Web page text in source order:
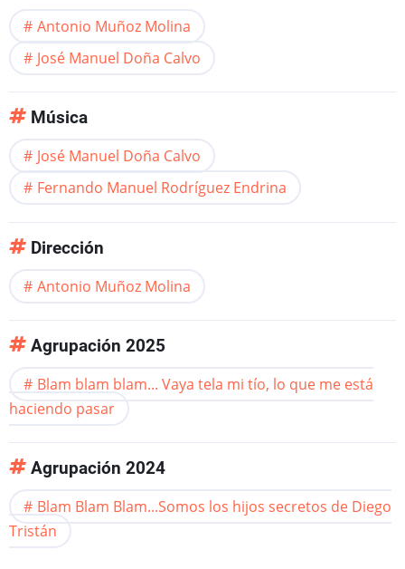
Antonio Muñoz Molina
José Manuel Doña Calvo
Música
José Manuel Doña Calvo
Fernando Manuel Rodríguez Endrina
Dirección
Antonio Muñoz Molina
Agrupación 2025
Blam blam blam... Vaya tela mi tío, lo que me está
haciendo pasar
Agrupación 2024
Blam Blam Blam...Somos los hijos secretos de Diego
Tristán